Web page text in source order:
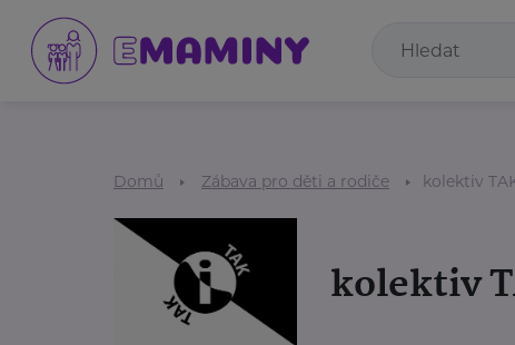
Domů Zábava pro děti a rodiče kolektiv
kolektiv